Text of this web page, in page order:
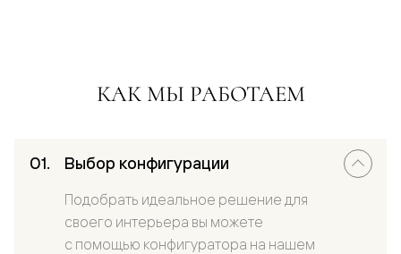
КАК МЫ РАБОТАЕМ
Выбор конфигурации
Подобрать идеальное решение для
своего интерьера вы можете
с помощью конфигуратора на нашем